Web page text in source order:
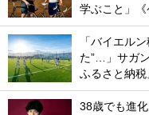
学ぶこと」
「バイエル
た”…」サガ
ふるさと納税
38歳でも進